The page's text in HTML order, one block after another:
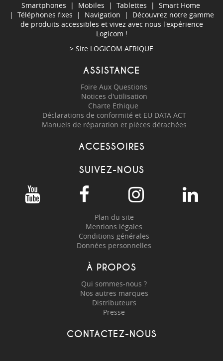
Smartphones | Mobiles | Tablettes | Smart Home
| Téléphones fixes | Navigation | Découvrez notre gamme
de produits accessibles et vivez avec nous l'expérience
Logicom !
> Site LOGICOM AFRIQUE
ASSISTANCE
Foire Aux Questions
Notices d'utilisation
Charte Ethique
Déclarations de conformité et EU DATA ACT
Manuels de réparation et pièces détachées
ACCESSOIRES
SUIVEZ-NOUS
Plan du site
Mentions légales
Conditions générales
Données personnelles
À PROPOS
Qui sommes-nous ?
Nos autres marques
Distributeurs
Presse
CONTACTEZ-NOUS